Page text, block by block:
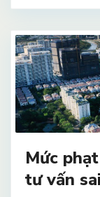
Mức
tư vấn